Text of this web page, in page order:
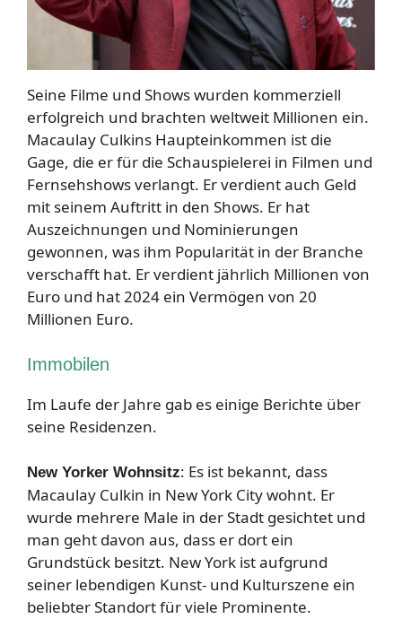
Seine Filme und Shows wurden kommerziell
erfolgreich und brachten weltweit Millionen ein.
Macaulay Culkins Haupteinkommen ist die
Gage, die er für die Schauspielerei in Filmen und
Fernsehshows verlangt. Er verdient auch Geld
mit seinem Auftritt in den Shows. Er hat
Auszeichnungen und Nominierungen
gewonnen, was ihm Popularität in der Branche
verschafft hat. Er verdient jährlich Millionen von
Euro und hat 2024 ein Vermögen von 20
Millionen Euro.
Immobilen
Im Laufe der Jahre gab es einige Berichte über
seine Residenzen.
New Yorker Wohnsitz: Es ist bekannt, dass
Macaulay Culkin in New York City wohnt. Er
wurde mehrere Male in der Stadt gesichtet und
man geht davon aus, dass er dort ein
Grundstück besitzt. New York ist aufgrund
seiner lebendigen Kunst- und Kulturszene ein
beliebter Standort für viele Prominente.